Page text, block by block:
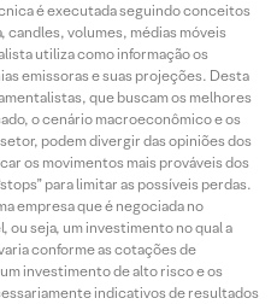
é executada seguindo conceitos
volumes, médias móveis
utiliza como informação os
emissoras e suas projeções. Desta
que buscam os melhores
o cenário macroeconômico e os
podem divergir das opiniões dos
os movimentos mais prováveis dos
para limitar as possíveis perdas.
empresa que é negociada no
ou seja, um investimento no qual a
conforme as cotações de
investimento de alto risco e os
indicativos de resultados